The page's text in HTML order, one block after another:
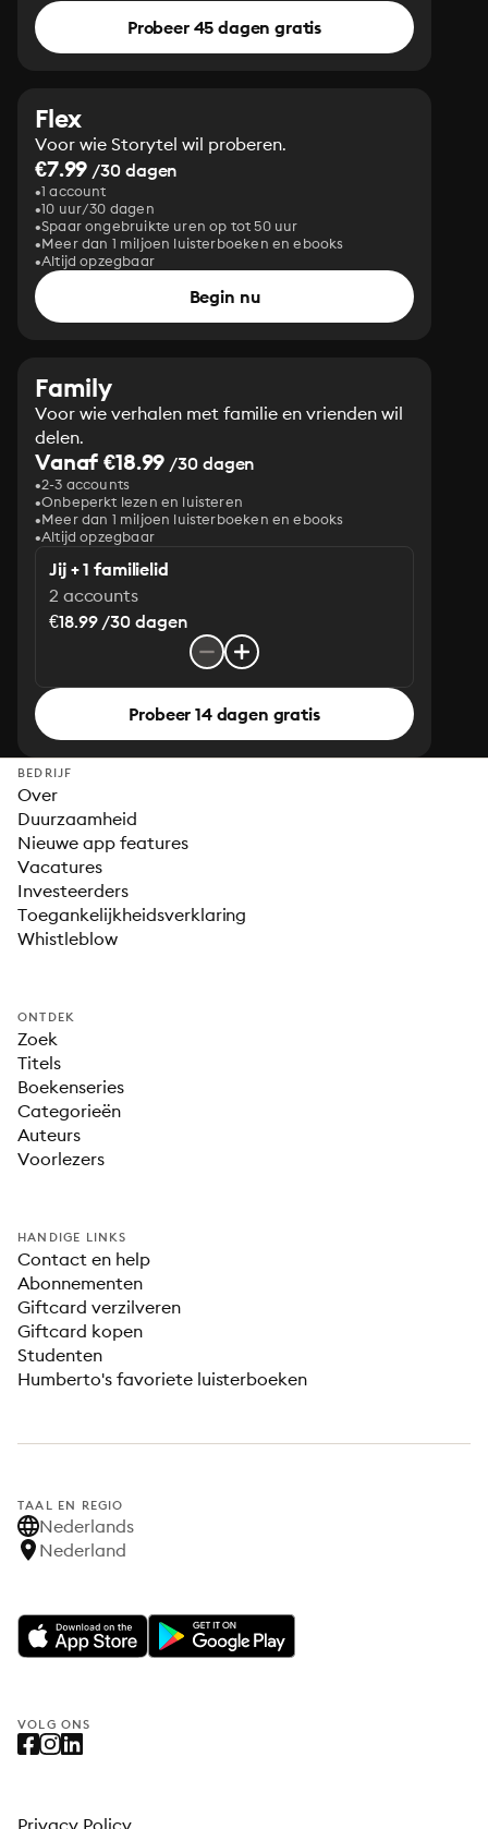
Probeer 45 dagen gratis
Flex
Voor wie Storytel wil proberen.
€7.99 /30 dagen
1 account
10 uur/30 dagen
Spaar ongebruikte uren op tot 50 uur
Meer dan 1 miljoen luisterboeken en ebooks
Altijd opzegbaar
Begin nu
Family
Voor wie verhalen met familie en vrienden wil
delen.
Vanaf €18.99 /30 dagen
2-3 accounts
Onbeperkt lezen en luisteren
Meer dan 1 miljoen luisterboeken en ebooks
Altijd opzegbaar
Jij + 1 familielid
2 accounts
€18.99 /30 dagen
Probeer 14 dagen gratis
BEDRIJF
Over
Duurzaamheid
Nieuwe app features
Vacatures
Investeerders
Toegankelijkheidsverklaring
Whistleblow
ONTDEK
Zoek
Titels
Boekenseries
Categorieën
Auteurs
Voorlezers
HANDIGE LINKS
Contact en help
Abonnementen
Giftcard verzilveren
Giftcard kopen
Studenten
Humberto's favoriete luisterboeken
TAAL EN REGIO
Nederlands
Nederland
VOLG ONS
Privacy Policy